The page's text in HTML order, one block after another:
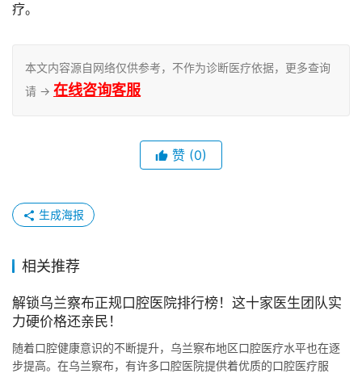
疗。
本文内容源自网络仅供参考，不作为诊断医疗依据，更多查询
请 → 在线咨询客服
赞 (0)
生成海报
相关推荐
解锁乌兰察布正规口腔医院排行榜！这十家医生团队实
力硬价格还亲民！
随着口腔健康意识的不断提升，乌兰察布地区口腔医疗水平也在逐
步提高。在乌兰察布，有许多口腔医院提供着优质的口腔医疗服